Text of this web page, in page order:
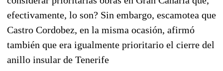
efectivamente, lo son? Sin embargo, escamotea que
Castro Cordobez, en la misma ocasión, afirmó
también que era igualmente prioritario el cierre del
anillo insular de Tenerife